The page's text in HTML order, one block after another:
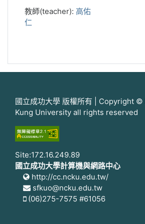
教師(teacher): 高佑
仁
國立成功大學 版權所有 | Copyright
Kung University all rights reserved
Site:172.16.249.89
國立成功大學計算機與網路中心
http://cc.ncku.edu.tw/
sfkuo@ncku.edu.tw
(06)275-7575 #61056